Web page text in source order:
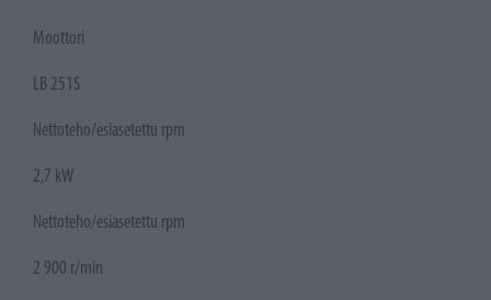
Moottori
LB 251S
Nettoteho/esiasetettu rpm
2,7 kW
Nettoteho/esiasetettu rpm
2 900 r/min